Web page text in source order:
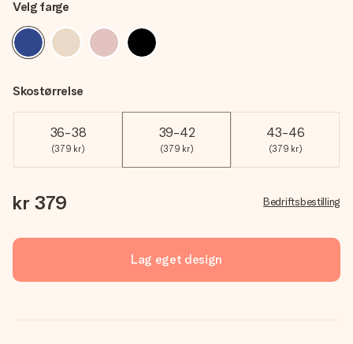
Velg farge
Skostørrelse
36-38
(379 kr)
39-42
(379 kr)
43-46
(379 kr)
kr 379 Bedriftsbestilling
Lag eget design